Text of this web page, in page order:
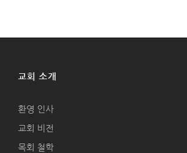
교회 소개
환영 인사
교회 비전
목회 철학